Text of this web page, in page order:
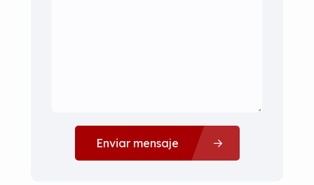
Enviar mensaje